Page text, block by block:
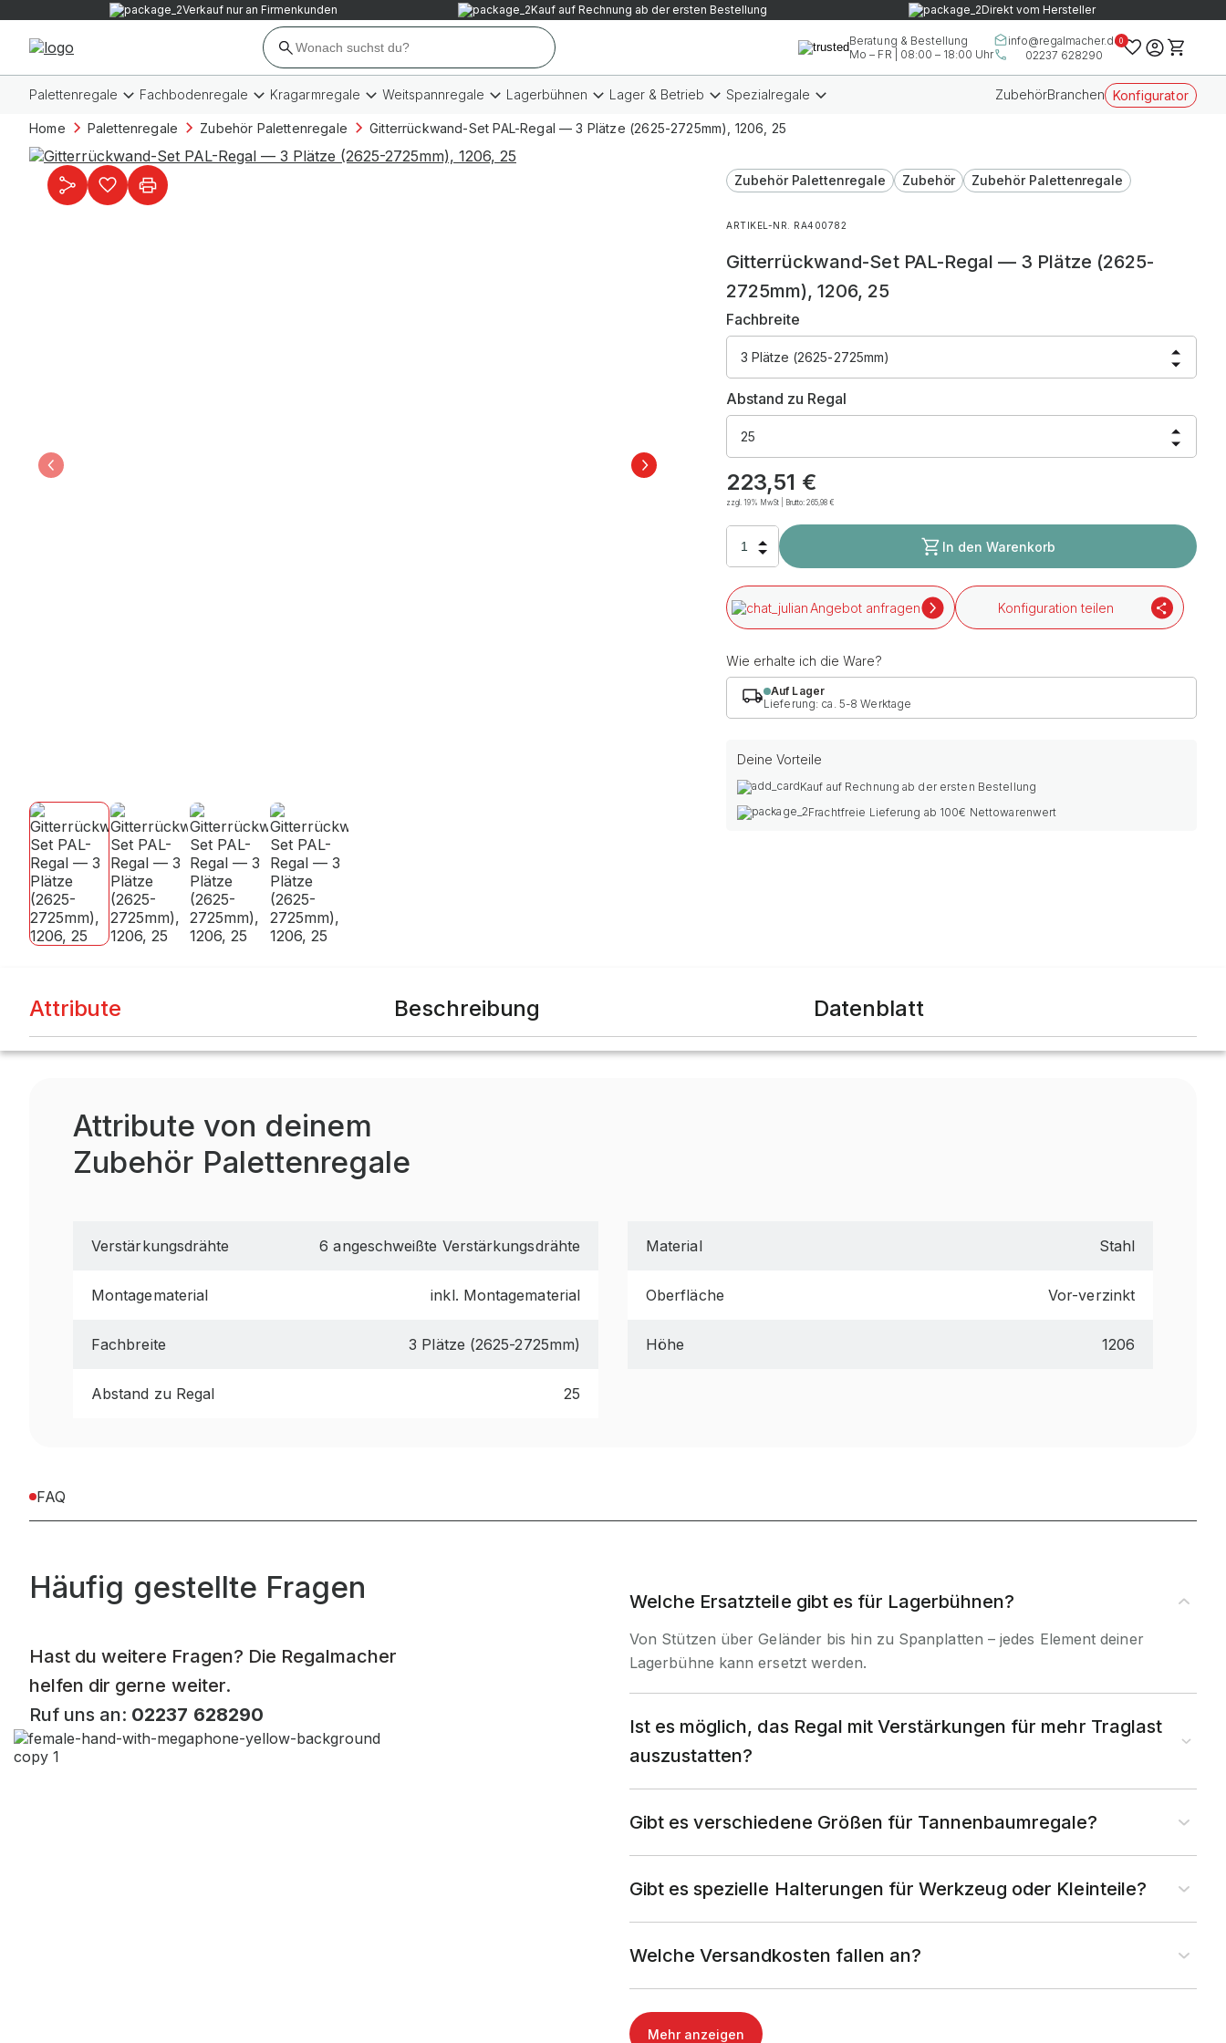
Verkauf nur an Firmenkunden Kauf auf Rechnung ab der ersten Bestellung Direkt vom Hersteller
Beratung & Bestellung
Mo – FR | 08:00 – 18:00 Uhr
info@regalmacher.de
02237 628290
0
Palettenregale Fachbodenregale Kragarmregale Weitspannregale Lagerbühnen Lager & Betrieb Spezialregale ZubehörBranchen Konfigurator
Home Palettenregale Zubehör Palettenregale Gitterrückwand-Set PAL-Regal — 3 Plätze (2625-2725mm), 1206, 25
Zubehör Palettenregale Zubehör Zubehör Palettenregale
ARTIKEL-NR. RA400782
Gitterrückwand-Set PAL-Regal — 3 Plätze (2625-
2725mm), 1206, 25
Fachbreite
3 Plätze (2625-2725mm)
Abstand zu Regal
25
223,51 €
zzgl. 19% MwSt | Brutto:265,98€
In den Warenkorb
Angebot anfragen Konfiguration teilen
Wie erhalte ich die Ware?
Auf Lager
Lieferung: ca. 5-8 Werktage
Deine Vorteile
Kauf auf Rechnung ab der ersten Bestellung
Frachtfreie Lieferung ab 100€ Nettowarenwert
Attribute Beschreibung Datenblatt
Attribute von deinem
Zubehör Palettenregale
Verstärkungsdrähte 6 angeschweißte Verstärkungsdrähte Material Stahl
Montagematerial inkl. Montagematerial Oberfläche Vor-verzinkt
Fachbreite 3 Plätze (2625-2725mm) Höhe 1206
Abstand zu Regal 25
FAQ
Häufig gestellte Fragen
Hast du weitere Fragen? Die Regalmacher
helfen dir gerne weiter.
Ruf uns an: 02237 628290
Welche Ersatzteile gibt es für Lagerbühnen?
Von Stützen über Geländer bis hin zu Spanplatten – jedes Element deiner
Lagerbühne kann ersetzt werden.
Ist es möglich, das Regal mit Verstärkungen für mehr Traglast
auszustatten?
Gibt es verschiedene Größen für Tannenbaumregale?
Gibt es spezielle Halterungen für Werkzeug oder Kleinteile?
Welche Versandkosten fallen an?
Mehr anzeigen